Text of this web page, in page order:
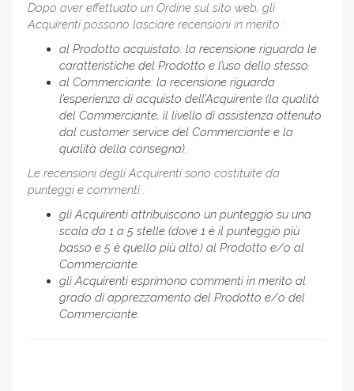
Dopo aver effettuato un Ordine sul sito web, gli
Acquirenti possono lasciare recensioni in merito :
al Prodotto acquistato: la recensione riguarda le
caratteristiche del Prodotto e l’uso dello stesso.
al Commerciante: la recensione riguarda
l’esperienza di acquisto dell’Acquirente (la qualità
del Commerciante, il livello di assistenza ottenuto
dal customer service del Commerciante e la
qualità della consegna).
Le recensioni degli Acquirenti sono costituite da
punteggi e commenti :
gli Acquirenti attribuiscono un punteggio su una
scala da 1 a 5 stelle (dove 1 è il punteggio più
basso e 5 è quello più alto) al Prodotto e/o al
Commerciante.
gli Acquirenti esprimono commenti in merito al
grado di apprezzamento del Prodotto e/o del
Commerciante.